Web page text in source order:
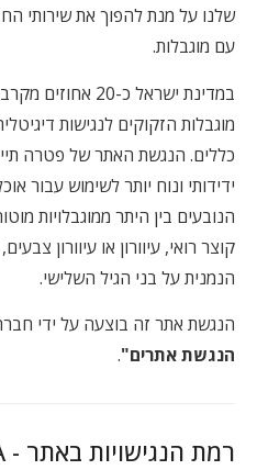
שלנו על מנת להפוך את שירותי
עם מוגבלות.
במדינת ישראל כ-
מוגבלות הזקוקים לנגישות
כללים. הנגשת האתר של פטרה
ידידותי ונוח יותר לשימוש עבור
הנובעים בין היתר ממוגבלויות
קוצר רואי, עיוורון או עיוורון
הנמנית על בני הגיל השלישי.
הנגשת אתר זה בוצעה על ידי
הנגשת אתרים".
רמת הנגישויות באתר - AA